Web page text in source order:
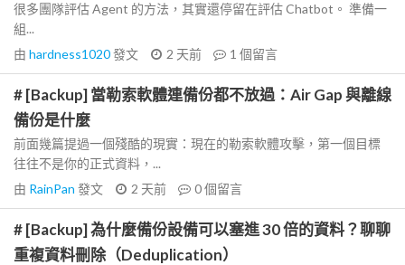
很多團隊評估 Agent 的方法，其實還停留在評估 Chatbot。 準備一
組...
由 hardness1020發文 2 天前 1 個留言
# [Backup] 當勒索軟體連備份都不放過：Air Gap 與離線
備份是什麼
前面幾篇提過一個殘酷的現實：現在的勒索軟體攻擊，第一個目標
往往不是你的正式資料，...
由 RainPan 發文 2 天前 0個留言
# [Backup] 為什麼備份設備可以塞進 30 倍的資料？聊聊
重複資料刪除（Deduplication）